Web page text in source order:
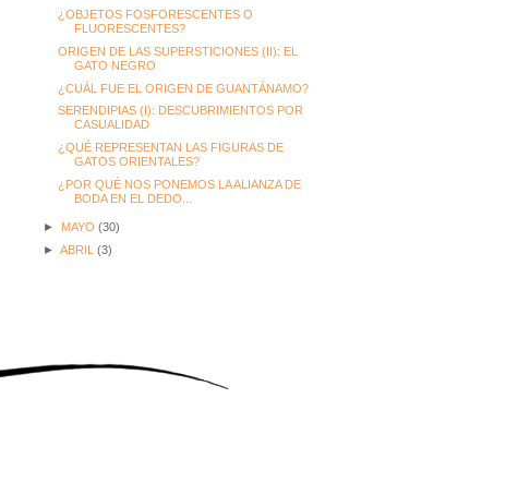
¿OBJETOS FOSFORESCENTES O
FLUORESCENTES?
ORIGEN DE LAS SUPERSTICIONES (II): EL
GATO NEGRO
¿CUÁL FUE EL ORIGEN DE GUANTÁNAMO?
SERENDIPIAS (I): DESCUBRIMIENTOS POR
CASUALIDAD
¿QUÉ REPRESENTAN LAS FIGURAS DE
GATOS ORIENTALES?
¿POR QUÉ NOS PONEMOS LA ALIANZA DE
BODA EN EL DEDO...
► MAYO (30)
► ABRIL (3)